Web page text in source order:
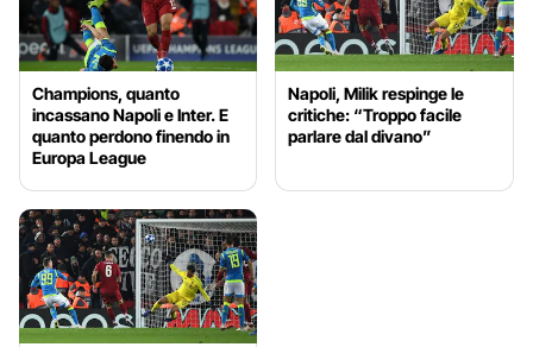
Champions, quanto
incassano Napoli e Inter. E
quanto perdono finendo in
Europa League
Napoli, Milik respinge le
critiche: “Troppo facile
parlare dal divano”